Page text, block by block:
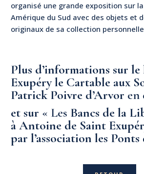
organisé une grande exposition sur la
Amérique du Sud avec des objets et
originaux de sa collection
Plus d’informations sur
Exupéry le Cartable aux
Patrick Poivre d’Arvor en
et sur « Les Bancs de la
à Antoine de Saint
par l’association les